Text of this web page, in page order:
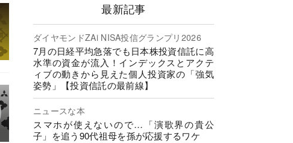
最新記事
ダイヤモンドZAi NISA投信グランプリ2026
7月の日経平均急落でも日本株投資信託に高
水準の資金が流入！インデックスとアクテ
ィブの動きから見えた個人投資家の「強気
姿勢」【投資信託の最前線】
ニュースな本
スマホが使えないので…「演歌界の貴公
子」を追う90代祖母を孫が応援するワケ